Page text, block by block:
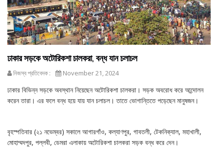
ঢাকার সড়কে অটোরিকশা চালকরা, বন্ধ যান চলাচল
নিজস্ব প্রতিবেদক : November 21, 2024
ঢাকার বিভিন্ন সড়কে অবস্থান নিয়েছেন অটোরিকশা চালকরা। সড়ক অবরোধ করে আন্দোলন
করেন তারা। এর ফলে বন্ধ হয়ে যায় যান চলাচল। তাতে ভোগান্তিতে পড়েছেন মানুষজন।
বৃহস্পতিবার (২১ নভেম্বর) সকালে আগারগাঁও, কল্যাণপুর, গাবতলী, টেকনিক্যাল, মহাখালী,
মোহাম্মদপুর, পল্লবী, ডেমরা এলাকায় অটোরিকশা চালকরা সড়ক বন্ধ করে দেন।